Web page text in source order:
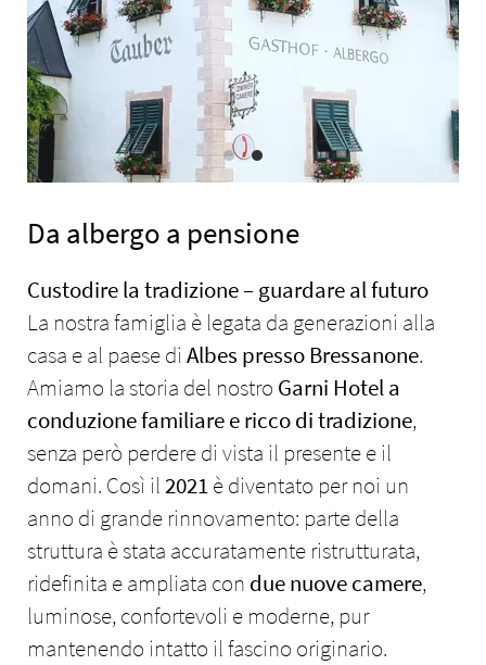
Da albergo a pensione
Custodire la tradizione – guardare al futuro
La nostra famiglia è legata da generazioni alla
casa e al paese di Albes presso Bressanone.
Amiamo la storia del nostro Garni Hotel a
conduzione familiare e ricco di tradizione,
senza però perdere di vista il presente e il
domani. Così il2021è diventato per noi un
anno di grande rinnovamento: parte della
struttura è stata accuratamente ristrutturata,
ridefinita e ampliata con due nuove camere,
luminose, confortevoli e moderne, pur
mantenendo intatto il fascino originario.